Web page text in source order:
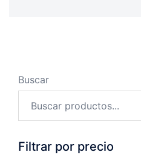
Buscar
Filtrar por precio